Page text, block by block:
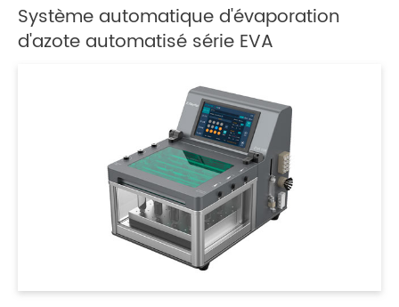
Système automatique d'évaporation
d'azote automatisé série EVA